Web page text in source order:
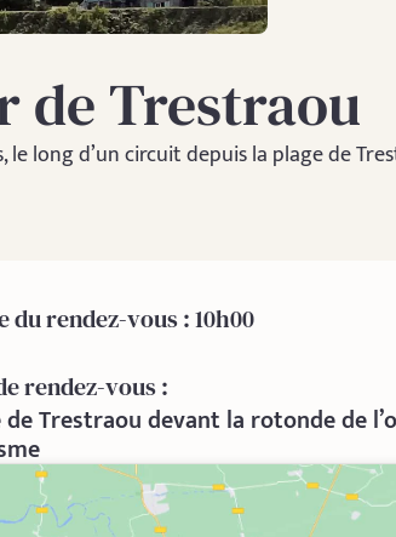
de Trestraou
long d’un circuit depuis la plage de
du rendez-vous : 10h00
rendez-vous :
de Trestraou devant la rotonde de